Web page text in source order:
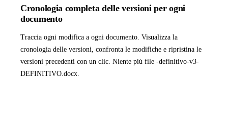
Cronologia completa delle versioni per ogni
documento
Traccia ogni modifica a ogni documento. Visualizza la
cronologia delle versioni, confronta le modifiche e ripristina le
versioni precedenti con un clic. Niente più file -definitivo-v3-
DEFINITIVO.docx.